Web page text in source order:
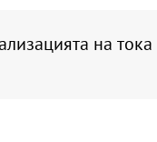
на тока